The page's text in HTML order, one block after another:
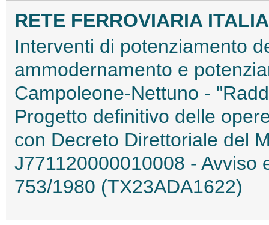
RETE FERROVIARIA
Interventi di potenziamento
ammodernamento e
Campoleone-Nettuno -
Progetto definitivo delle
con Decreto Direttoriale del
J771120000010008 - Avviso
753/1980 (TX23ADA1622)